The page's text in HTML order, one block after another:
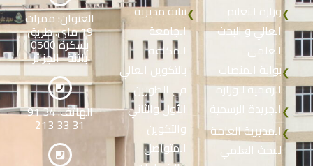
❮وزارة التعليم
العالي و البحث
العلمي
❮بوابة المنصات
الرقمية للوزارة
❮الجريدة الرسمية
❮المديرية العامة
للبحث العلمي
❮نيابة مديرية
الجامعة
المكلفة
بالتكوين العالي
في الطورين
الأول والثاني
والتكوين
المتواصل
العنوان: ممرات
19 ماي. طريق
بسكرة 0500
باتنة- الجزائر
الهاتف: 34 91
31 33 213